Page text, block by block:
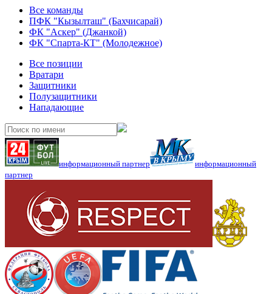
Все команды
ПФК "Кызылташ" (Бахчисарай)
ФК "Аскер" (Джанкой)
ФК "Спарта-КТ" (Молодежное)
Все позиции
Вратари
Защитники
Полузащитники
Нападающие
информационный партнер
информационный
партнер